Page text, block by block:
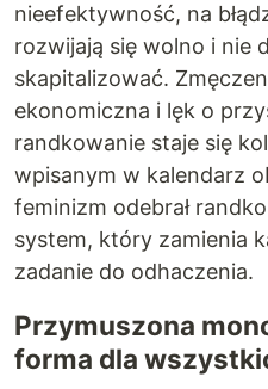
nieefektywność, na
rozwijają się wolno i nie
skapitalizować.
ekonomiczna i lęk o
randkowanie staje się
wpisanym w kalendarz
feminizm odebrał
system, który zamienia
zadanie do odhaczenia.
Przymuszona
forma dla